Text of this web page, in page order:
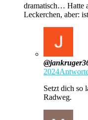
dramatisch… Hatte
Leckerchen, aber:
2024
Setzt dich so
Radweg.